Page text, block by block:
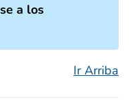
a los
Ir Arriba